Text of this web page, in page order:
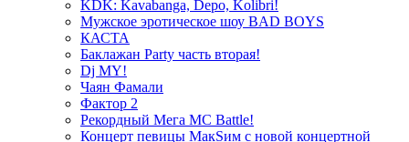
KDK: Kavabanga, Depo, Kolibri!
Мужское эротическое шоу BAD BOYS
КАСТА
Баклажан Party часть вторая!
Dj MY!
Чаян Фамали
Фактор 2
Рекордный Мега МС Battle!
Концерт певицы МакSим с новой концертной